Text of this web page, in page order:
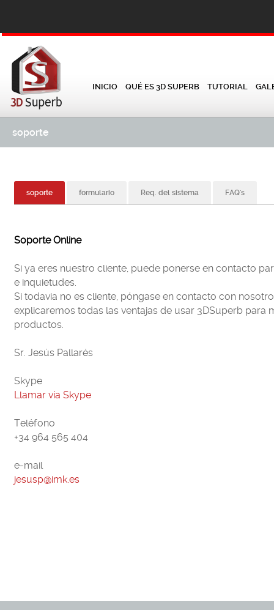
INICIO QUÉ ES 3D SUPERB TUTORIAL
soporte
soporte formulario Req. del sistema FAQ's
Soporte Online
Si ya eres nuestro cliente, puede ponerse en contacto
e inquietudes.
Si todavia no es cliente, póngase en contacto con
explicaremos todas las ventajas de usar 3DSuperb para
productos.
Sr. Jesús Pallarés
Skype
Llamar vía Skype
Teléfono
+34 964 565 404
e-mail
jesusp@imk.es